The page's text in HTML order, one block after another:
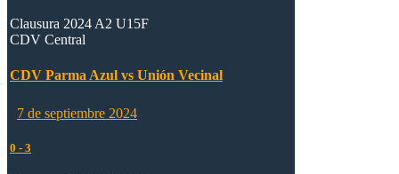
Clausura 2024 A2 U15F
CDV Central
CDV Parma Azul vs Unión Vecinal
7 de septiembre 2024
0 - 3